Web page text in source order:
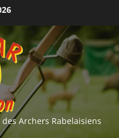
Archers Rabelaisiens